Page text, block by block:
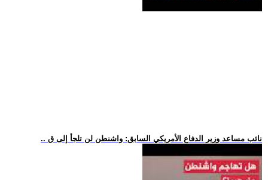
.. نائب مساعد وزير الدفاع الأمريكي السابق: واشنطن لن تلجأ إلى ق